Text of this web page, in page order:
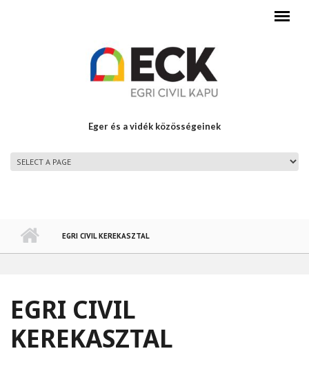
Eger és a vidék közösségeinek
EGRI CIVIL KEREKASZTAL
EGRI CIVIL
KEREKASZTAL